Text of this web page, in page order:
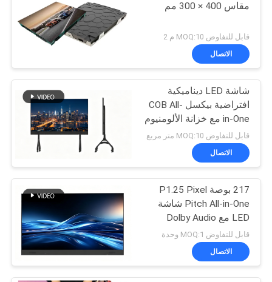
مقاس 400 × 300 مم
قابل للتفاوض MOQ:10 م 2
الاتصال
شاشة LED ديناميكية
افتراضية بيكسل COB All-
in-One مع خزانة الألومنيوم
المصبوبة بالموت ومعدل
تحديث 3840 هرتز للتعليم
قابل للتفاوض MOQ:10 متر مربع
الاتصال
217 بوصة P1.25 Pixel
Pitch All-in-One شاشة
LED مع Dolby Audio
للمؤتمرات الذكية
قابل للتفاوض MOQ:1 وحدة
الاتصال